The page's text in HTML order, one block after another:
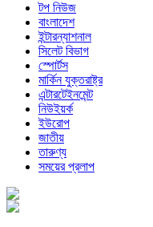
টপ নিউজ
বাংলাদেশ
ইন্টারন্যাশনাল
সিলেট বিভাগ
স্পোর্টস
মার্কিন যুক্তরাষ্ট্র
এন্টারটেইনমেন্ট
নিউইয়র্ক
ইউরোপ
জাতীয়
তারুণ্য
সময়ের প্রলাপ